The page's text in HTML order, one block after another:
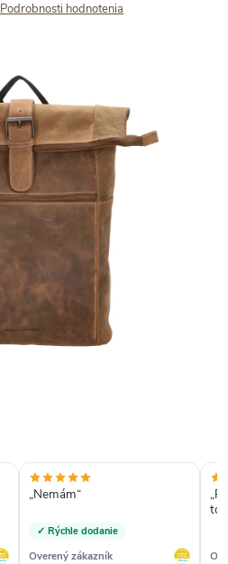
Podrobnosti hodnotenia
„Nemám“
✓ Rýchle dodanie
Overený zákazník